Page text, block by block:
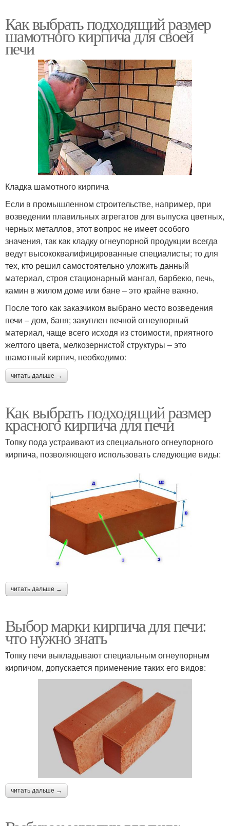
Как выбрать подходящий размер
шамотного кирпича для своей
печи
Кладка шамотного кирпича
Если в промышленном строительстве, например, при
возведении плавильных агрегатов для выпуска цветных,
черных металлов, этот вопрос не имеет особого
значения, так как кладку огнеупорной продукции всегда
ведут высококвалифицированные специалисты; то для
тех, кто решил самостоятельно уложить данный
материал, строя стационарный мангал, барбекю, печь,
камин в жилом доме или бане – это крайне важно.
После того как заказчиком выбрано место возведения
печи – дом, баня; закуплен печной огнеупорный
материал, чаще всего исходя из стоимости, приятного
желтого цвета, мелкозернистой структуры – это
шамотный кирпич, необходимо:
читать дальше →
Как выбрать подходящий размер
красного кирпича для печи
Топку пода устраивают из специального огнеупорного
кирпича, позволяющего использовать следующие виды:
читать дальше →
Выбор марки кирпича для печи:
что нужно знать
Топку печи выкладывают специальным огнеупорным
кирпичом, допускается применение таких его видов:
читать дальше →